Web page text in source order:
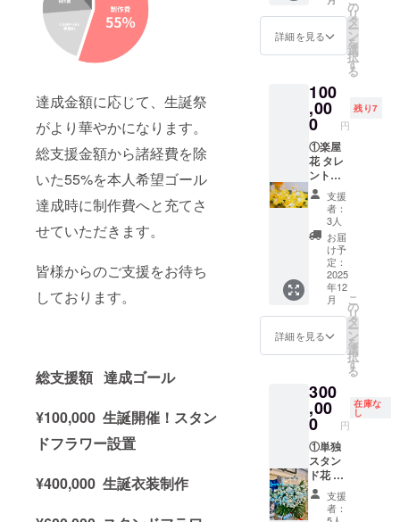
達成金額に応じて、生誕祭
がより華やかになります。
総支援金額から諸経費を除
いた55%を本人希望ゴール
達成時に制作費へと充てさ
せていただきます。
皆様からのご支援をお待ち
しております。
総支援額 達成ゴール
¥100,000 生誕開催！スタン
ドフラワー設置
¥400,000 生誕衣装制作
へ発送
させて
いただ
ドフラ
ワー(名
前掲載 )
当日会
場にあ
るスタ
ンドフ
ラワー
前ボー
ドへ生
誕祭ご
支援者
様とし
て記載
された
お名前
を掲載
させて
クラウ
ドファ
ンディ
ング限
定ブロ
マイド
開催
後、タ
レント
旗には
備考欄
に記載
された
お名前
クネー
ム可・6
文字以
内）を
印刷さ
せてい
ただき
ます。
開催
後、タ
レント
直筆サ
インを
入れた
状態で
ご自宅
へ発送
させて
いただ
きま
スタン
ドフラ
ワー(名
前掲載 )
当日会
場にあ
るスタ
ンドフ
ラワー
前ボー
詳細を見る
の
リ
タ
ー
ン
を
選
択
す
る
100
,00
0 円
残り7
①楽屋
花 タレ
ントが
使用す
る楽屋
にお花
をお届
けいた
しま
す。 お
花には
備考欄
に記載
された
お名前
（ニッ
ム可・6
文字以
内）を
印刷し
たプ
レート
を付け
させて
いただ
きま
支援
者：
3人
お届
け予
定：
2025
年12
月
詳細を見る
こ
の
リ
タ
ー
ン
を
選
択
す
る
300
,00
0 円
在庫な
し
①単独
スタン
ド花 単
独スタ
ンド花
を会場
支援
者：